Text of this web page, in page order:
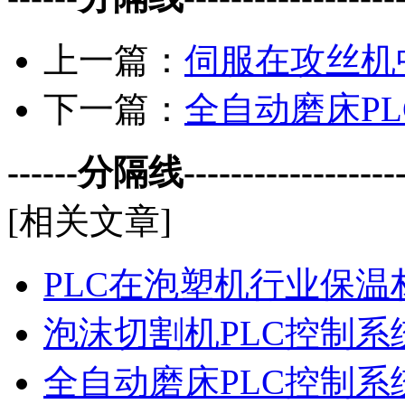
上一篇： 伺服在攻丝
下一篇： 全自动磨床
------分隔线
[相关文章]
PLC在泡塑机行业保
泡沫切割机PLC控制系
全自动磨床PLC控制系